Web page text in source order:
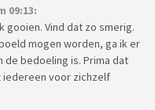
09:13:
gooien. Vind dat zo smerig.
mogen worden, ga ik er
de bedoeling is. Prima dat
iedereen voor zichzelf